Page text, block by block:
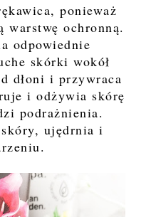
ponieważ
warstwę ochronną.
odpowiednie
skórki wokół
dłoni i przywraca
i odżywia skórę
podrażnienia.
ujędrnia i